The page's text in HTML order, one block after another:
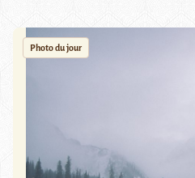
Photo du jour